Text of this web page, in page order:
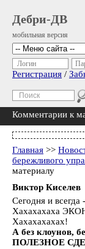
Дебри-ДВ
мобильная версия
Логин
Регистрация /
Комментарии к
Главная >>
бережливого
материалу
Виктор Киселев
Сегодня и
Хахахахаха
Хахахахахах!
А без клоунов,
ПОЛЕЗНОЕ